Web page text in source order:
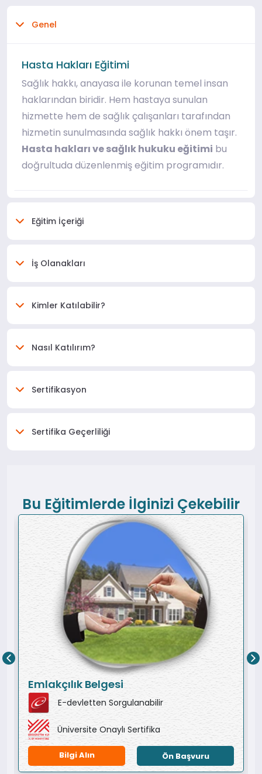
Genel
Hasta Hakları Eğitimi
Sağlık hakkı, anayasa ile korunan temel insan
haklarından biridir. Hem hastaya sunulan
hizmette hem de sağlık çalışanları tarafından
hizmetin sunulmasında sağlık hakkı önem taşır.
Hasta hakları ve sağlık hukuku eğitimi bu
doğrultuda düzenlenmiş eğitim programıdır.
Eğitim İçeriği
İş Olanakları
Kimler Katılabilir?
Nasıl Katılırım?
Sertifikasyon
Sertifika Geçerliliği
Bu Eğitimlerde İlginizi Çekebilir
Emlakçılık Belgesi
E-devletten Sorgulanabilir
Üniversite Onaylı Sertifika
Bilgi Alın Ön Başvuru